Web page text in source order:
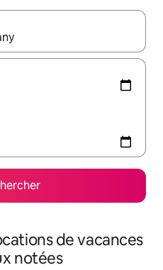
utilisez les flèches vers le
de vacances
notées